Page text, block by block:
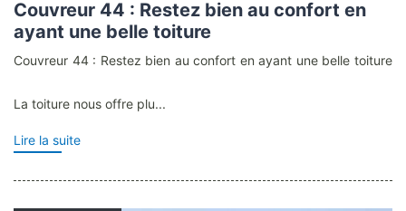
Couvreur 44 : Restez bien au confort en
ayant une belle toiture
Couvreur 44 : Restez bien au confort en ayant une belle toiture
La toiture nous offre plu...
Lire la suite